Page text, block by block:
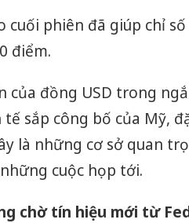
phiên đã giúp chỉ số
điểm.
của đồng USD trong
sắp công bố của Mỹ,
là những cơ sở quan
cuộc họp tới.
chờ tín hiệu mới từ